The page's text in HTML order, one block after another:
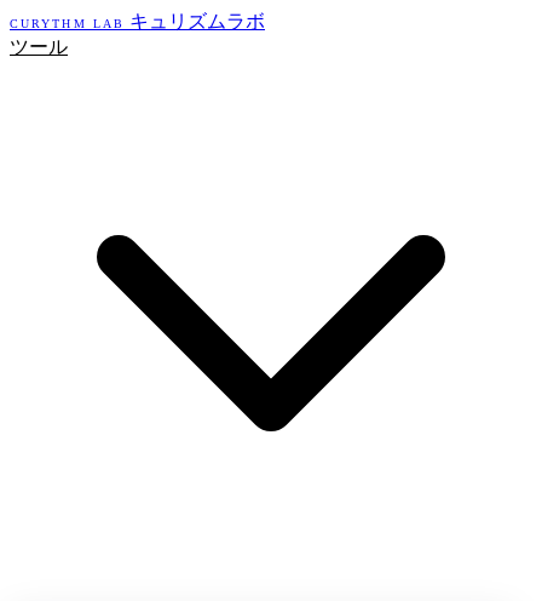
CURYTHM LAB
キュリズムラボ
ツール